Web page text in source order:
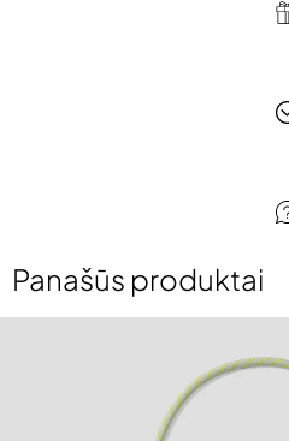
Panašūs produktai